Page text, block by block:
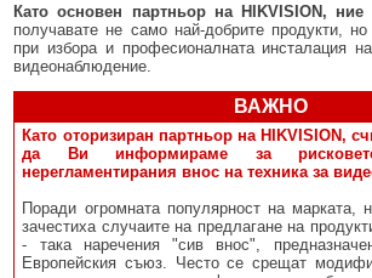
Като основен партньор на HIKVISION, ние
получавате не само най-добрите продукти,
при избора и професионалната инсталация
видеонаблюдение.
ВАЖНО
Като оторизиран партньор на HIKVISION,
да Ви информираме за
нерегламентирания внос на техника за
Поради огромната популярност на марката,
зачестиха случаите на предлагане на
- така наречения "сив внос",
Европейския съюз. Често се срещат